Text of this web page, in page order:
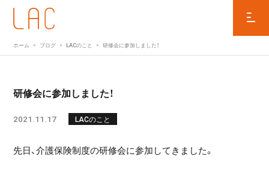
ホーム ブログ LACのこと 研修会に参加しました！
研修会に参加しました！
2021.11.17 LACのこと
先日、介護保険制度の研修会に参加してきました。